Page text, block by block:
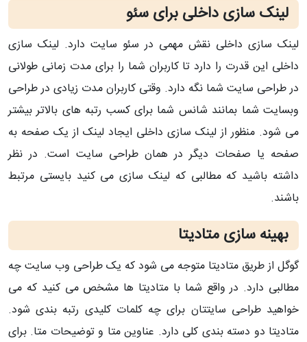
لینک سازی داخلی برای سئو
لینک سازی داخلی نقش مهمی در سئو سایت دارد. لینک سازی
داخلی این قدرت را دارد تا کاربران شما را برای مدت زمانی طولانی
در طراحی سایت شما نگه دارد. وقتی کاربران مدت زیادی در طراحی
وبسایت شما بمانند شانس شما برای کسب رتبه های بالاتر بیشتر
می شود. منظور از لینک سازی داخلی ایجاد لینک از یک صفحه به
صفحه یا صفحات دیگر در همان طراحی سایت است. در نظر
داشته باشید که مطالبی که لینک سازی می کنید بایستی مرتبط
باشند.
بهینه سازی متادیتا
گوگل از طریق متادیتا متوجه می شود که یک طراحی وب سایت چه
مطالبی دارد. در واقع شما با متادیتا ها مشخص می کنید که می
خواهید طراحی سایتتان برای چه کلمات کلیدی رتبه بندی شود.
متادیتا دو دسته بندی کلی دارد. عناوین متا و توضیحات متا. برای